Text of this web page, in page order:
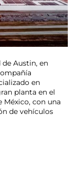
de Austin, en
en
planta en el
México, con una
de vehículos